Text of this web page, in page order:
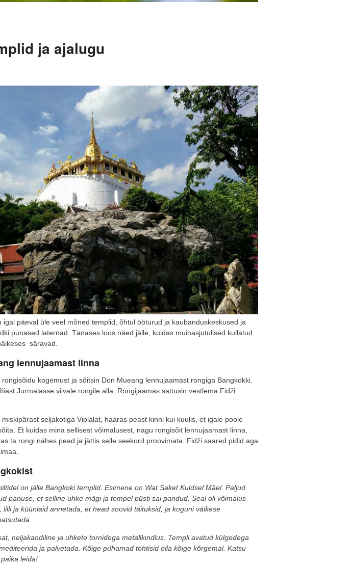
ja ajalugu
igal päeval üle veel mõned templid, õhtul ööturud ja kaubanduskeskused ja
punased laternad. Tänases loos näed jälle, kuidas muinasjutulised kullatud
säravad.
lennujaamast linna
kogemust ja sõitsin Don Mueang lennujaamast rongiga Bangkokki.
Jurmalasse viivale rongile alla. Rongijaamas sattusin vestlema Fidži
seljakotiga Viplalat, haaras peast kinni kui kuulis, et igale poole
Et kuidas mina sellisest võimalusest, nagu rongisõit lennujaamast linna,
ta rongi nähes pead ja jättis selle seekord proovimata. Fidži saared pidid aga
on jälle Bangkoki templid. Esimene on Wat Saket Kuldsel Mäel. Paljud
panuse, et selline uhke mägi ja tempel püsti sai pandud. Seal oli võimalus
lilli ja küünlaid annetada, et head soovid täituksid, ja koguni väikese
neljakandiline ja uhkete tornidega metallkindlus. Templi avatud külgedega
ja palvetada. Kõige pühamad tohtisid olla kõige kõrgemal. Katsu
leida!